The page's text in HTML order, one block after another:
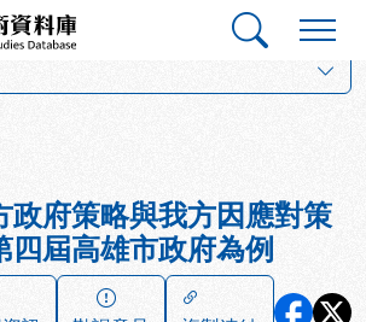
料庫
政府策略與我方因應對策
四屆高雄市政府為例